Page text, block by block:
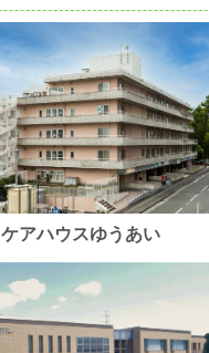
ケアハウスゆうあい